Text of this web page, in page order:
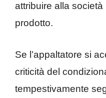
attribuire alla società
prodotto.
Se l’appaltatore si
criticità del
tempestivamente